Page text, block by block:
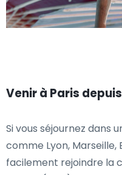
Venir à Paris
Si vous séjournez dans
comme Lyon, Marseille,
facilement rejoindre la